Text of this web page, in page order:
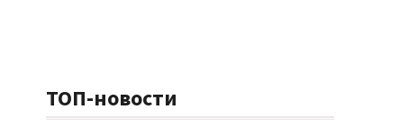
ТОП-новости